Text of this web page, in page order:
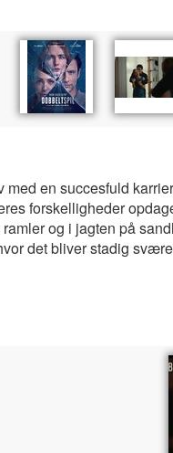
en succesfuld
forskelligheder
og i jagten på
det bliver stadig